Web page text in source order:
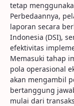
tetap
Perbedaannya,
laporan secara
Indonesia (DSI),
efektivitas
Memasuki tahap
pola operasional
akan mengambil
bertanggung
mulai dari